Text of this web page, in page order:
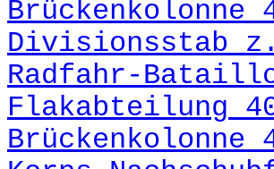
Brückenkolonne
Divisionsstab
Radfahr-
Flakabteilung
Brückenkolonne